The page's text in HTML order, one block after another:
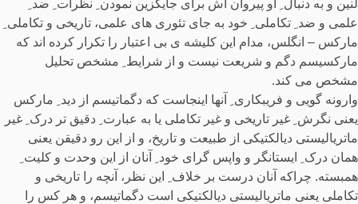
لنین و به دنبال ِ او پیروان اش برای جایگزین نمودن ِ نظرات ِ ضد ِ
علمی و ضد ِ تکاملی ِ خود به جای تئوری های علمی، تاریخی و تکاملی ِ
مارکس – انگلس، مدام این کلیشه ی بی اعتبار را تکرار کرده اند که
مارکسیسم دگم و شریعت نیست و از شرایط ِ مشخص تحلیل
مشخص می کند.
وارونه گویی و فریبکاری ِ آنها اینجاست که دگماتیسم از دید ِ مارکس
یعنی نگرش ِ غیر تاریخی و غیر تکاملی یا به عبارت ِ دقیق تر درک ِ غیر
ماتریالیستی دیالکتیکی از طبیعت و تاریخ، و از این رو دقیقن یعنی
همان درک ِ ایستانگر و واپس گرای خود ِ آنان از این وحدت و کلیت ِ
همبسته. چراکه آنان درست بر خلاف ِ این نظر، آنچه را تاریخی و
تکاملی یعنی ماتریالیستی دیالکتیکی است دگماتیسم، و هر کس را